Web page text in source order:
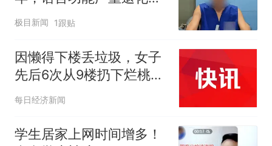
活得像野人！警方因一句
极目新闻 1跟贴
因懒得下楼丢垃圾，女子
先后6次从9楼扔下烂桃，
险些砸中路人，被警方刑
每日经济新闻
学生居家上网时间增多！